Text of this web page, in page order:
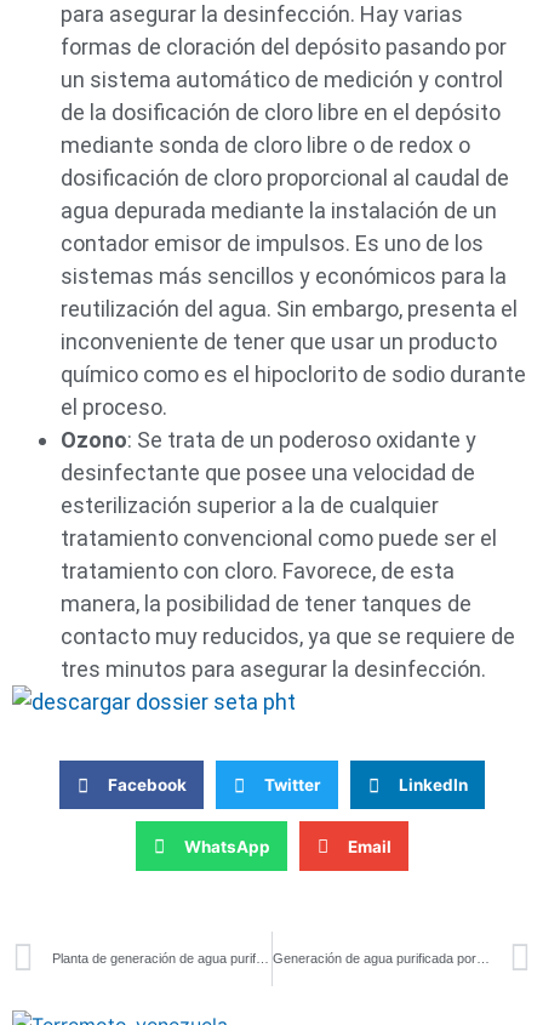
para asegurar la desinfección. Hay varias
formas de cloración del depósito pasando por
un sistema automático de medición y control
de la dosificación de cloro libre en el depósito
mediante sonda de cloro libre o de redox o
dosificación de cloro proporcional al caudal de
agua depurada mediante la instalación de un
contador emisor de impulsos. Es uno de los
sistemas más sencillos y económicos para la
reutilización del agua. Sin embargo, presenta el
inconveniente de tener que usar un producto
químico como es el hipoclorito de sodio durante
el proceso.
Ozono: Se trata de un poderoso oxidante y
desinfectante que posee una velocidad de
esterilización superior a la de cualquier
tratamiento convencional como puede ser el
tratamiento con cloro. Favorece, de esta
manera, la posibilidad de tener tanques de
contacto muy reducidos, ya que se requiere de
tres minutos para asegurar la desinfección.
Facebook Twitter LinkedIn
WhatsApp Email
Generación de agua purificada por electrodesionización (EDI)